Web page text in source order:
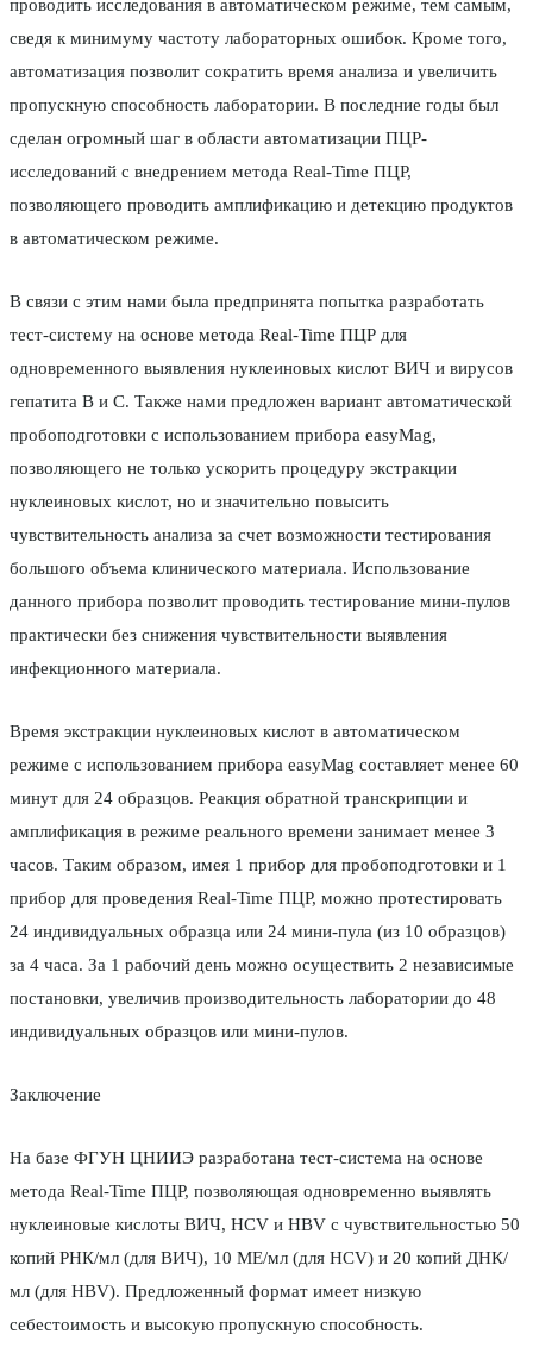
проводить исследования в автоматическом режиме, тем самым,
сведя к минимуму частоту лабораторных ошибок. Кроме того,
автоматизация позволит сократить время анализа и увеличить
пропускную способность лаборатории. В последние годы был
сделан огромный шаг в области автоматизации ПЦР-
исследований с внедрением метода Real-Time ПЦР,
позволяющего проводить амплификацию и детекцию продуктов
в автоматическом режиме.
В связи с этим нами была предпринята попытка разработать
тест-систему на основе метода Real-Time ПЦР для
одновременного выявления нуклеиновых кислот ВИЧ и вирусов
гепатита В и С. Также нами предложен вариант автоматической
пробоподготовки с использованием прибора easyMag,
позволяющего не только ускорить процедуру экстракции
нуклеиновых кислот, но и значительно повысить
чувствительность анализа за счет возможности тестирования
большого объема клинического материала. Использование
данного прибора позволит проводить тестирование мини-пулов
практически без снижения чувствительности выявления
инфекционного материала.
Время экстракции нуклеиновых кислот в автоматическом
режиме с использованием прибора easyMag составляет менее 60
минут для 24 образцов. Реакция обратной транскрипции и
амплификация в режиме реального времени занимает менее 3
часов. Таким образом, имея 1 прибор для пробоподготовки и 1
прибор для проведения Real-Time ПЦР, можно протестировать
24 индивидуальных образца или 24 мини-пула (из 10 образцов)
за 4 часа. За 1 рабочий день можно осуществить 2 независимые
постановки, увеличив производительность лаборатории до 48
индивидуальных образцов или мини-пулов.
Заключение
На базе ФГУН ЦНИИЭ разработана тест-система на основе
метода Real-Time ПЦР, позволяющая одновременно выявлять
нуклеиновые кислоты ВИЧ, HCV и HBV с чувствительностью 50
копий РНК/мл (для ВИЧ), 10 МЕ/мл (для HCV) и 20 копий ДНК/
мл (для HBV). Предложенный формат имеет низкую
себестоимость и высокую пропускную способность.